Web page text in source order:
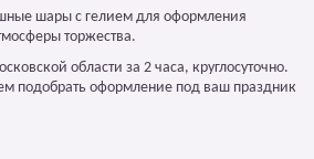
шары с гелием для оформления
торжества.
области за 2 часа, круглосуточно.
подобрать оформление под ваш праздник